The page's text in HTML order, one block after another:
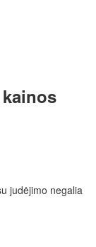
judėjimo negalia